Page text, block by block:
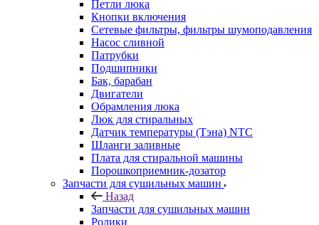
Петли люка
Кнопки включения
Сетевые фильтры, фильтры шумоподавления
Насос сливной
Патрубки
Подшипники
Бак, барабан
Двигатели
Обрамления люка
Люк для стиральных
Датчик температуры (Тэна) NTC
Шланги заливные
Плата для стиральной машины
Порошкоприемник-дозатор
Запчасти для сушильных машин
Назад
Запчасти для сушильных машин
Ролики